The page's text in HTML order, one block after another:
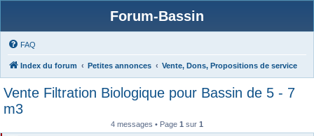
Forum-Bassin
FAQ
Index du forum Petites annonces Vente, Dons, Propositions de service
Vente Filtration Biologique pour Bassin de 5 - 7
m3
4 messages • Page 1 sur 1